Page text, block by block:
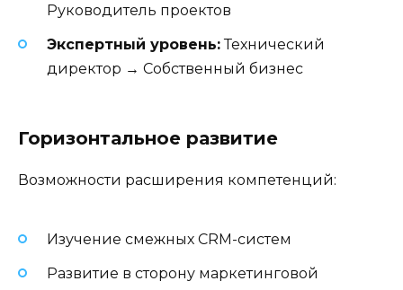
Руководитель проектов
Экспертный уровень:Технический
директор → Собственный бизнес
Горизонтальное развитие
Возможности расширения компетенций:
Изучение смежных CRM-систем
Развитие в сторону маркетинговой